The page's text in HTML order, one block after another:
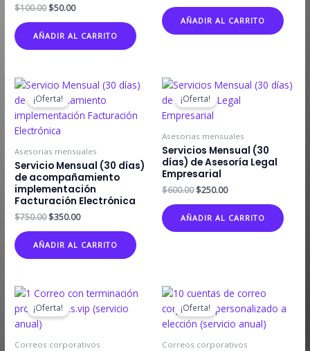
$100.00 El
era:
$100.00.
$50.00El
es:
$50.00.
AÑADIR AL CARRITO
era:
$100.00.
es:
$50.00.
AÑADIR AL CARRITO
¡Oferta!
Asesorias mensuales
Servicio Mensual (30 días)
de acompañamiento
implementación
Facturación Electrónica
$750.00 El
era:
$750.00.
$350.00El
es:
$350.00.
AÑADIR AL CARRITO
¡Oferta!
Asesorias mensuales
Servicios Mensual (30
días) de Asesoría Legal
Empresarial
$600.00 El
era:
$600.00.
$250.00El
es:
$250.00.
AÑADIR AL CARRITO
¡Oferta!
Correos corporativos
¡Oferta!
Correos corporativos